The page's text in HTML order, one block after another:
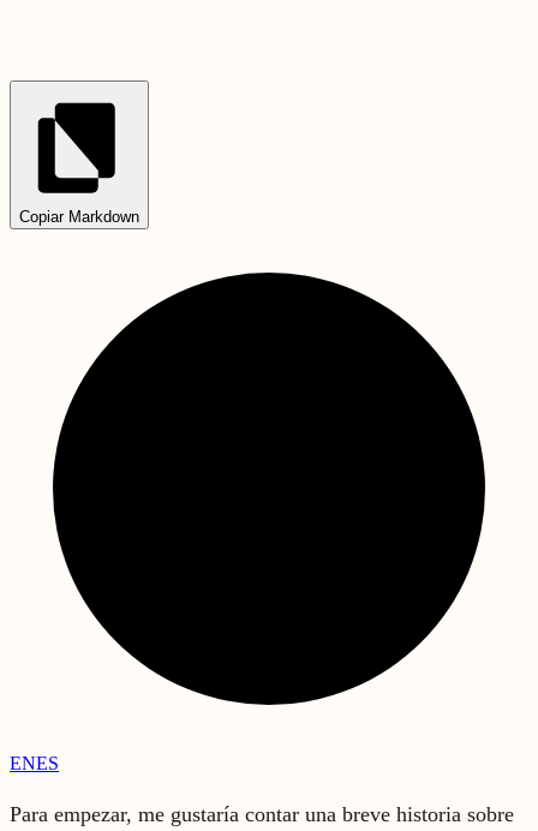
Copiar Markdown
ENES
Para empezar, me gustaría contar una breve historia sobre